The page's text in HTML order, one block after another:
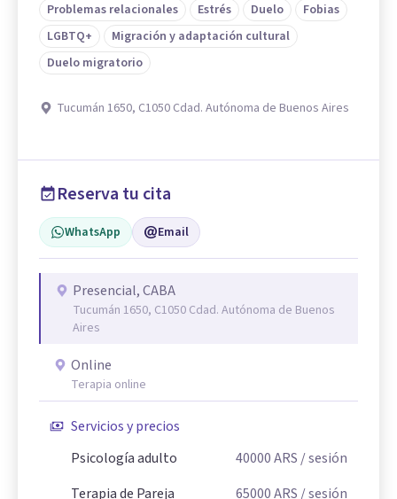
Problemas relacionales
Estrés Duelo
Fobias
LGBTQ+
Migración y adaptación cultural
Duelo migratorio
Tucumán 1650, C1050 Cdad. Autónoma de Buenos Aires
Reserva tu cita
WhatsApp Email
Presencial, CABA
Tucumán 1650, C1050 Cdad. Autónoma de Buenos
Aires
Online
Terapia online
Servicios y precios
Psicología adulto
40000ARS / sesión
Terapia de Pareja
65000ARS / sesión